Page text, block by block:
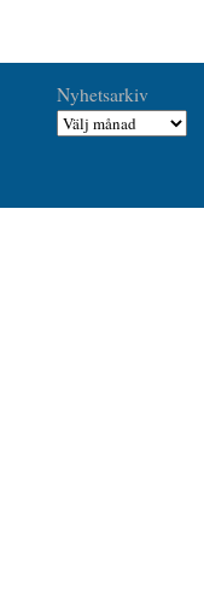
Nyhetsarkiv